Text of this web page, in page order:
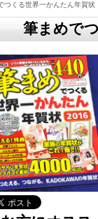
つくる世界一かんたん年賀状
筆まめで